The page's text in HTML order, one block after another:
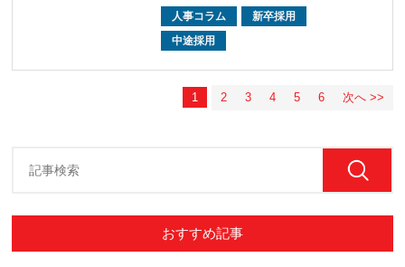
人事コラム
新卒採用
中途採用
1 2 3 4 5 6 次へ >>
おすすめ記事